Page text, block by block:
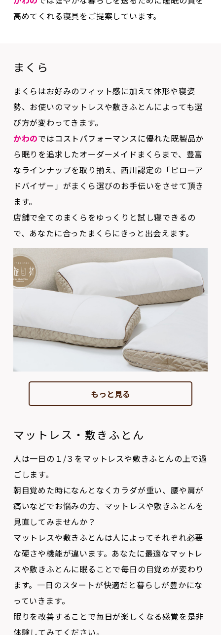
まくらはお好みのフィット感に加えて体形や寝姿
び方が変わってきます。
かわの ではコストパフォーマンスに優れた既製品か
ら眠りを追求したオーダーメイドまくらまで、豊富
なラインナップを取り揃え、西川認定の「ピローア
ドバイザー」がまくら選びのお手伝いをさせて頂き
ます。
店舗で全てのまくらをゆっくりと試し寝できるの
で、あなたに合ったまくらにきっと出会えます。
もっと見る
マットレス・敷きふとん
人は一日の１/３をマットレスや敷きふとんの上で過
朝目覚めた時になんとなくカラダが重い、腰や肩が
痛いなどでお悩みの方、マットレスや敷きふとんを
見直してみませんか？
マットレスや敷きふとんは人によってそれぞれ必要
な硬さや機能が違います。あなたに最適なマットレ
スや敷きふとんに眠ることで毎日の目覚めが変わり
ます。一日のスタートが快適だと暮らしが豊かにな
っていきます。
眠りを改善することで毎日が楽しくなる感覚を是非
体験してみてください。